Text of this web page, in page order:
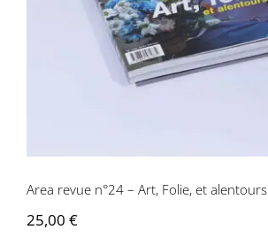
Area revue n°24 – Art, Folie, et alentours
25,00 €